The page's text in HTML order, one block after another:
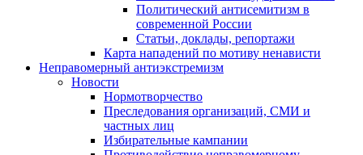
Политический антисемитизм в
современной России
Статьи, доклады, репортажи
Карта нападений по мотиву ненависти
Неправомерный антиэкстремизм
Новости
Нормотворчество
Преследования организаций, СМИ и
частных лиц
Избирательные кампании